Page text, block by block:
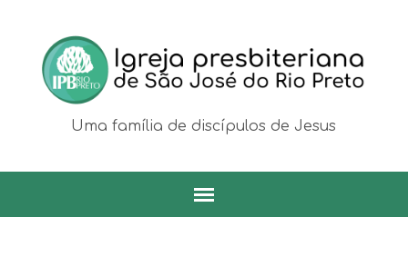
Uma família de discípulos de Jesus